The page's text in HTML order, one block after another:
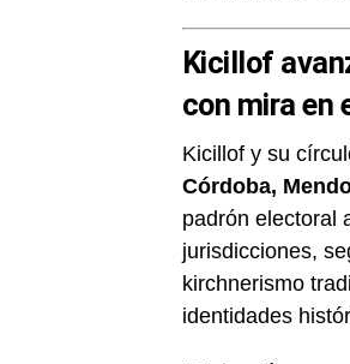
Kicillof
con mira en
Kicillof y su
Córdoba,
padrón electoral
jurisdicciones,
kirchnerismo
identidades